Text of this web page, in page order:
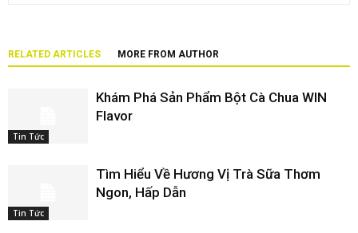
RELATED ARTICLES MORE FROM AUTHOR
Tin Tức
Khám Phá Sản Phẩm Bột Cà Chua WIN
Flavor
Tin Tức
Tìm Hiểu Về Hương Vị Trà Sữa Thơm
Ngon, Hấp Dẫn